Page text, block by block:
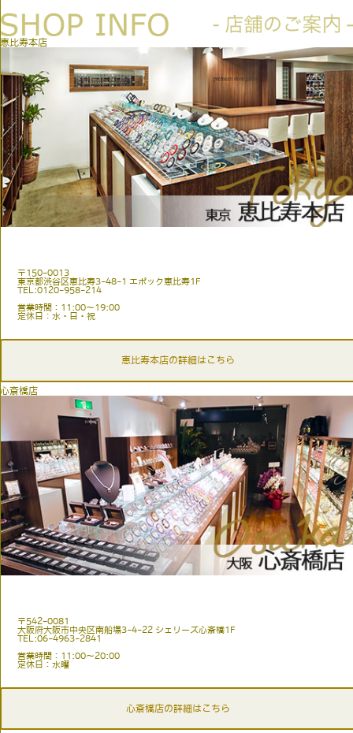
恵比寿本店
〒150-0013
東京都渋谷区恵比寿3-48-1 エポック恵比寿1F
TEL:0120-958-214
営業時間：11:00〜19:00
定休日：水・日・祝
恵比寿本店の詳細はこちら
心斎橋店
〒542-0081
大阪府大阪市中央区南船場3-4-22 シェリーズ心斎橋1F
TEL:06-4963-2841
営業時間：11:00〜20:00
定休日：水曜
心斎橋店の詳細はこちら